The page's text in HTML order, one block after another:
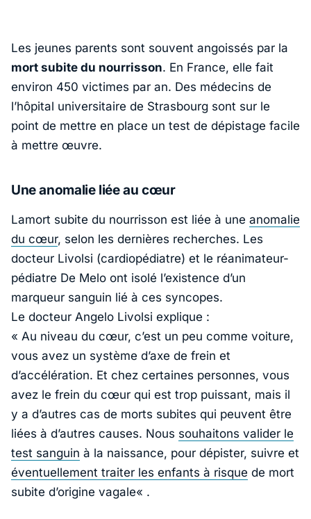
Les jeunes parents sont souvent angoissés par la
mort subite du nourrisson. En France, elle fait
environ 450 victimes par an. Des médecins de
l’hôpital universitaire de Strasbourg sont sur le
point de mettre en place un test de dépistage facile
à mettre œuvre.
Une anomalie liée au cœur
Lamort subite du nourrisson est liée à une anomalie
du cœur, selon les dernières recherches. Les
docteur Livolsi (cardiopédiatre) et le réanimateur-
pédiatre De Melo ont isolé l’existence d’un
marqueur sanguin lié à ces syncopes.
Le docteur Angelo Livolsi explique :
« Au niveau du cœur, c’est un peu comme voiture,
vous avez un système d’axe de frein et
d’accélération. Et chez certaines personnes, vous
avez le frein du cœur qui est trop puissant, mais il
y a d’autres cas de morts subites qui peuvent être
liées à d’autres causes. Nous souhaitons valider le
test sanguin à la naissance, pour dépister, suivre et
éventuellement traiter les enfants à risque de mort
subite d’origine vagale« .